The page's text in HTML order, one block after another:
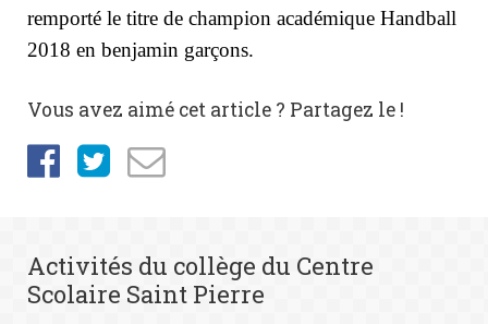
remporté le titre de champion académique Handball
2018 en benjamin garçons.
Vous avez aimé cet article ? Partagez le !
Activités du collège du Centre
Scolaire Saint Pierre